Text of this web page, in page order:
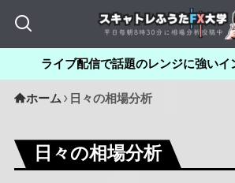
ライブ配信で話題のレンジに強いイ
ホーム 日々の相場分析
日々の相場分析